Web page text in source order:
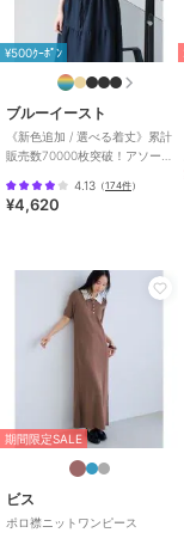
カラー
サイズ
素材
原産国
¥500ｸｰﾎﾟﾝ
ブルーイースト
《新色追加 / 選べる着丈》累計
販売数70000枚突破！アソー
4.13 （174件）
¥4,620
期間限定SALE
ビス
ポロ襟ニットワンピース